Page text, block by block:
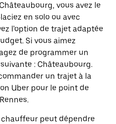
vous avez le
en solo ou avec
l'option de trajet adaptée
Si vous aimez
de programmer un
: Châteaubourg.
un trajet à la
Uber pour le point de
peut dépendre